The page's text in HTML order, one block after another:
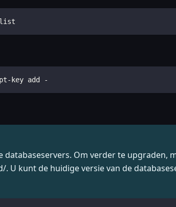
key add -
Om verder te upgraden,
U kunt de huidige versie van de